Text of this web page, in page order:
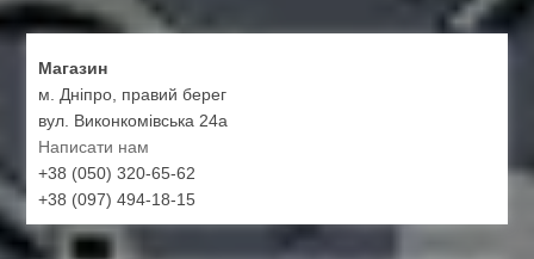
Магазин
м. Дніпро, правий берег
вул. Виконкомівська 24а
Написати нам
+38 (050) 320-65-62
+38 (097) 494-18-15